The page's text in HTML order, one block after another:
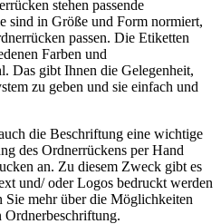
stehen passende
sind in Größe und Form normiert,
passen. Die Etiketten
Farben und
Das gibt Ihnen die Gelegenheit,
zu geben und sie einfach und
die Beschriftung eine wichtige
des Ordnerrückens per Hand
an. Zu diesem Zweck gibt es
und/ oder Logos bedruckt werden
Sie mehr über die Möglichkeiten
Ordnerbeschriftung.